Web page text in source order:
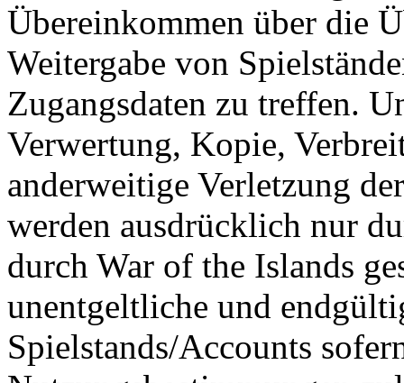
Übereinkommen über die
Weitergabe von
Zugangsdaten zu treffen.
Verwertung, Kopie,
anderweitige Verletzung
werden ausdrücklich nur
durch War of the Islands
unentgeltliche und
Spielstands/Accounts